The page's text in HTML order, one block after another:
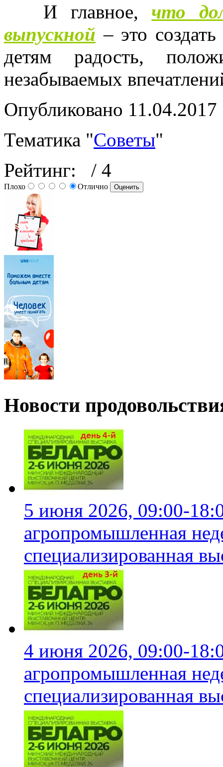
И главное,что
выпускной – это
детям радость,
незабываемых
Опубликовано 11.04.2017
Тематика "Советы"
Рейтинг:
/ 4
Плохо Отлично
Новости
5 июня 2026, 09:00-
агропромышленная
специализированная
4 июня 2026, 09:00-
агропромышленная
специализированная